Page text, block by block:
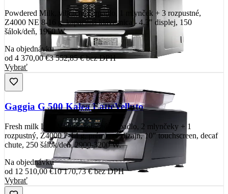
Powdered Milk, vibračné čerpadlo, 1 mlynček + 3 rozpustné,
Z4000 NE 8-16 g, kapacitná klávesnica - 4.3" displej, 150
šálok/deň, 1950 W.
Na objednávku
od 4 370,00 €3 552,85 €bez DPH
Vybrať
Gaggia G 500 Kalea LatteVelluto
Fresh milk LatteVelluto, rotačné čerpadlo, 2 mlynčeky + 1
rozpustný, Z4000 7-14 g, prémiový dizajn, 10" touchscreen, decaf
chute, 250 šálok/deň, 2900-3200 W.
Na objednávku
od 12 510,00 €10 170,73 €bez DPH
Vybrať